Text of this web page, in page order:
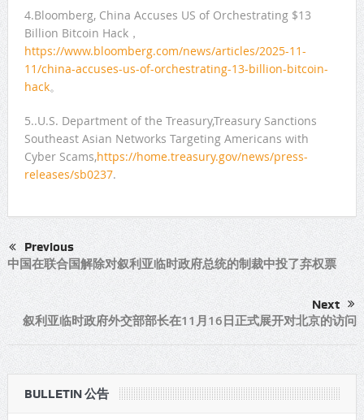
4.Bloomberg, China Accuses US of Orchestrating $13
Billion Bitcoin Hack，
https://www.bloomberg.com/news/articles/2025-11-
11/china-accuses-us-of-orchestrating-13-billion-bitcoin-
hack。
5..U.S. Department of the Treasury,Treasury Sanctions
Southeast Asian Networks Targeting Americans with
Cyber Scams,https://home.treasury.gov/news/press-
releases/sb0237.
Previous
中国在联合国解除对叙利亚临时政府总统的制裁中投了弃权票
Next
叙利亚临时政府外交部部长在11月16日正式展开对北京的访问
BULLETIN 公告